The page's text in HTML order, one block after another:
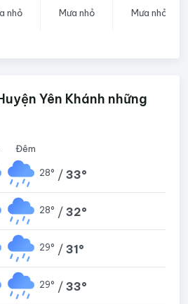
nhỏ Mưa nhỏ Mưa nhỏ
Yên Khánh những
Đêm
28° / 33°
28° / 32°
29° / 31°
29° / 33°